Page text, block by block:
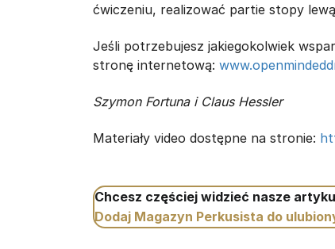
ćwiczeniu, realizować partie stopy
Jeśli potrzebujesz jakiegokolwiek
stronę internetową:
Szymon Fortuna i Claus Hessler
Materiały video dostępne na stronie:
Chcesz częściej widzieć nasze
Dodaj Magazyn Perkusista do